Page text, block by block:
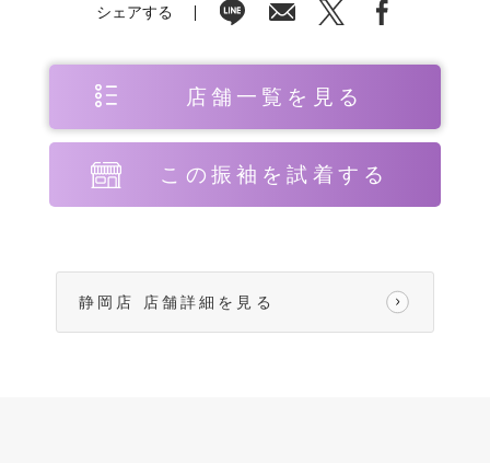
シェアする
店舗一覧を見る
この振袖を試着する
静岡店 店舗詳細を見る